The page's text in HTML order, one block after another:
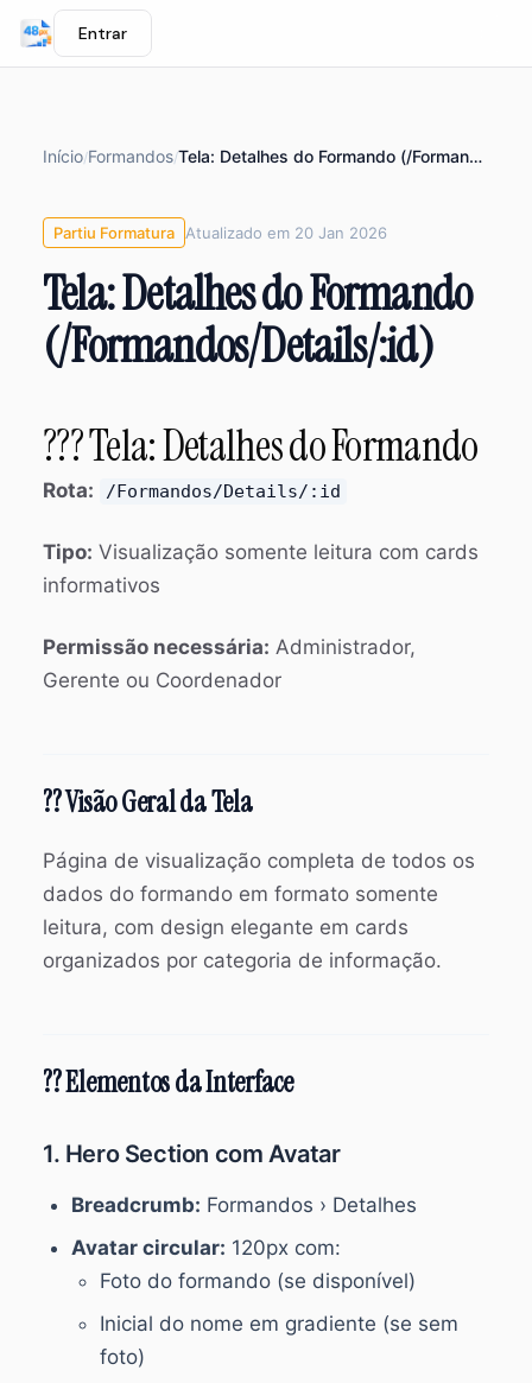
Entrar
Início/Formandos/ Tela: Detalhes do Formando (/Formandos/Details/:id)
Partiu Formatura Atualizado em 20 Jan 2026
Tela: Detalhes do Formando
(/Formandos/Details/:id)
??? Tela: Detalhes do Formando
Rota: /Formandos/Details/:id
Tipo: Visualização somente leitura com cards
informativos
Permissão necessária: Administrador,
Gerente ou Coordenador
?? Visão Geral da Tela
Página de visualização completa de todos os
dados do formando em formato somente
leitura, com design elegante em cards
organizados por categoria de informação.
?? Elementos da Interface
1. Hero Section com Avatar
Breadcrumb: Formandos › Detalhes
Avatar circular: 120px com:
Foto do formando (se disponível)
Inicial do nome em gradiente (se sem
foto)